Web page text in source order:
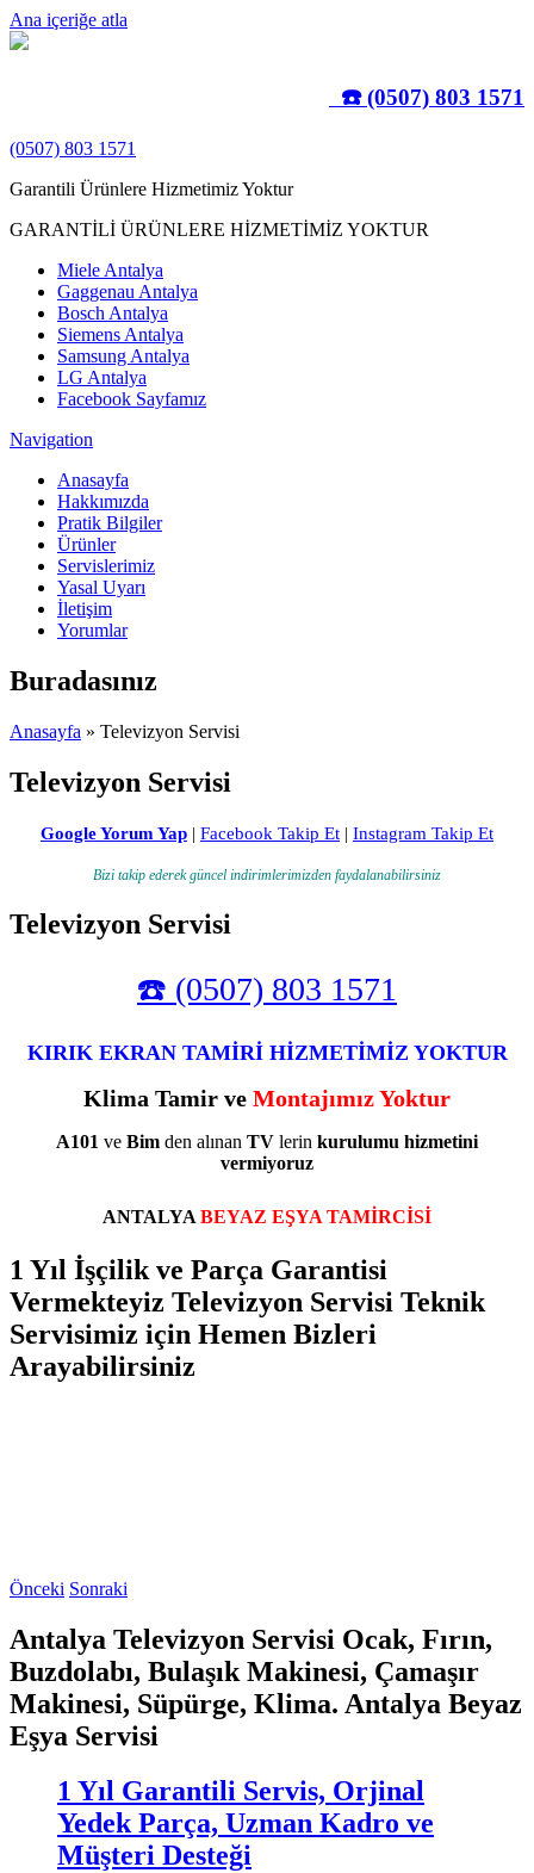
Ana içeriğe atla
☎️ (0507) 803 1571
(0507) 803 1571
Garantili Ürünlere Hizmetimiz Yoktur
GARANTİLİ ÜRÜNLERE HİZMETİMİZ YOKTUR
Miele Antalya
Gaggenau Antalya
Bosch Antalya
Siemens Antalya
Samsung Antalya
LG Antalya
Facebook Sayfamız
Navigation
Anasayfa
Hakkımızda
Pratik Bilgiler
Ürünler
Servislerimiz
Yasal Uyarı
İletişim
Yorumlar
Buradasınız
Anasayfa » Televizyon Servisi
Televizyon Servisi
Google Yorum Yap | Facebook Takip Et | Instagram Takip Et
Bizi takip ederek güncel indirimlerimizden faydalanabilirsiniz
Televizyon Servisi
☎️ (0507) 803 1571
KIRIK EKRAN TAMİRİ HİZMETİMİZ YOKTUR
Klima Tamir ve Montajımız Yoktur
A101 ve Bim den alınan TV lerin kurulumu hizmetini
vermiyoruz
ANTALYA BEYAZ EŞYA TAMİRCİSİ
1 Yıl İşçilik ve Parça Garantisi
Vermekteyiz Televizyon Servisi Teknik
Servisimiz için Hemen Bizleri
Arayabilirsiniz
Önceki Sonraki
Antalya Televizyon Servisi Ocak, Fırın,
Buzdolabı, Bulaşık Makinesi, Çamaşır
Makinesi, Süpürge, Klima. Antalya Beyaz
Eşya Servisi
1 Yıl Garantili Servis, Orjinal
Yedek Parça, Uzman Kadro ve
Müşteri Desteği